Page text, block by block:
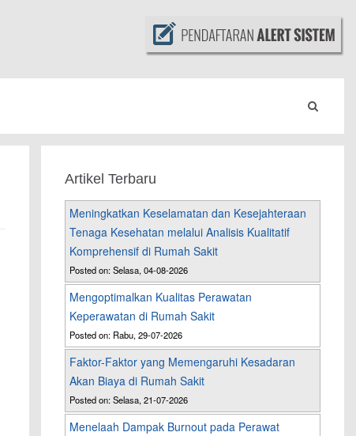
Artikel Terbaru
Meningkatkan Keselamatan dan Kesejahteraan
Tenaga Kesehatan melalui Analisis Kualitatif
Komprehensif di Rumah Sakit
Posted on: Selasa, 04-08-2026
Mengoptimalkan Kualitas Perawatan
Keperawatan di Rumah Sakit
Posted on: Rabu, 29-07-2026
Faktor-Faktor yang Memengaruhi Kesadaran
Akan Biaya di Rumah Sakit
Posted on: Selasa, 21-07-2026
Menelaah Dampak Burnout pada Perawat